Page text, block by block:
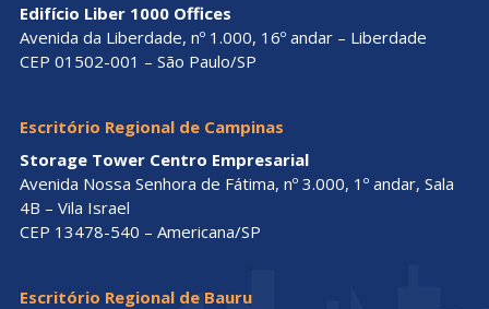
Edifício Liber 1000 Offices
Avenida da Liberdade, nº 1.000, 16º andar – Liberdade
CEP 01502-001 – São Paulo/SP
Escritório Regional de Campinas
Storage Tower Centro Empresarial
Avenida Nossa Senhora de Fátima, nº 3.000, 1º andar, Sala
4B – Vila Israel
CEP 13478-540 – Americana/SP
Escritório Regional de Bauru